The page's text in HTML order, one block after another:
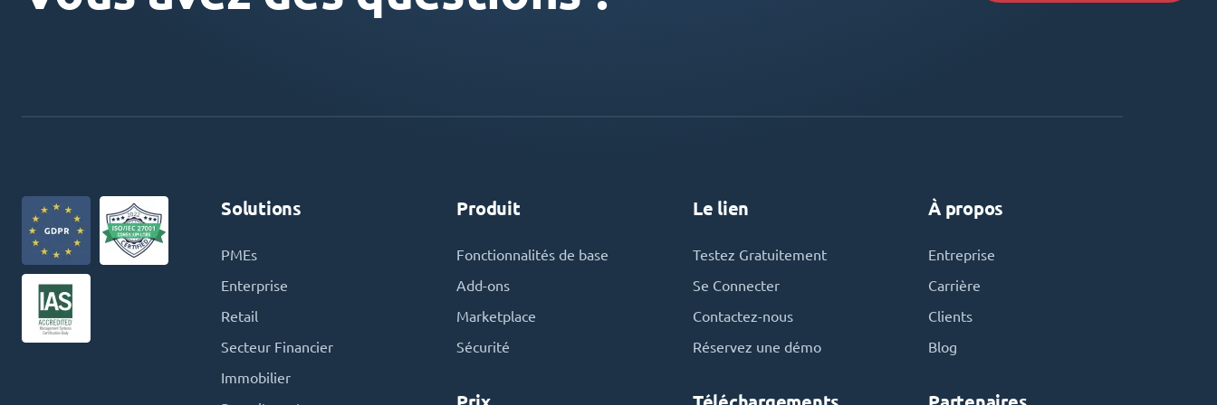
Solutions
PMEs
Enterprise
Retail
Secteur Financier
Immobilier
Produit
Fonctionnalités de base
Add-ons
Marketplace
Sécurité
Le lien
Testez Gratuitement
Se Connecter
Contactez-nous
Réservez une démo
À propos
Entreprise
Carrière
Clients
Blog